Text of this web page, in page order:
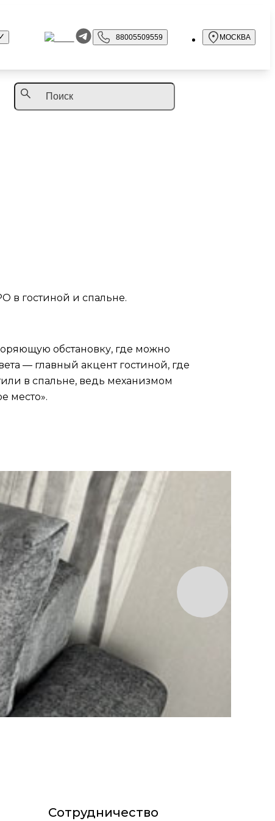
88005509559 МОСКВА
в гостиной и спальне.
обстановку, где можно
— главный акцент гостиной, где
в спальне, ведь механизмом
место».
Сотрудничество